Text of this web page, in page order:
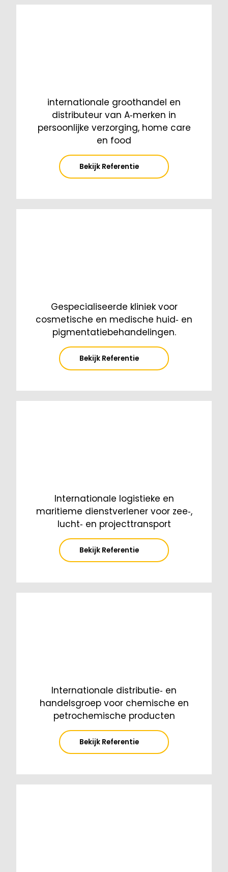
internationale groothandel en
distributeur van A‑merken in
persoonlijke verzorging, home care
en food
Bekijk Referentie
Gespecialiseerde kliniek voor
cosmetische en medische huid‑ en
pigmentatiebehandelingen.
Bekijk Referentie
Internationale logistieke en
maritieme dienstverlener voor zee‑,
lucht‑ en projecttransport
Bekijk Referentie
Internationale distributie‑ en
handelsgroep voor chemische en
petrochemische producten
Bekijk Referentie